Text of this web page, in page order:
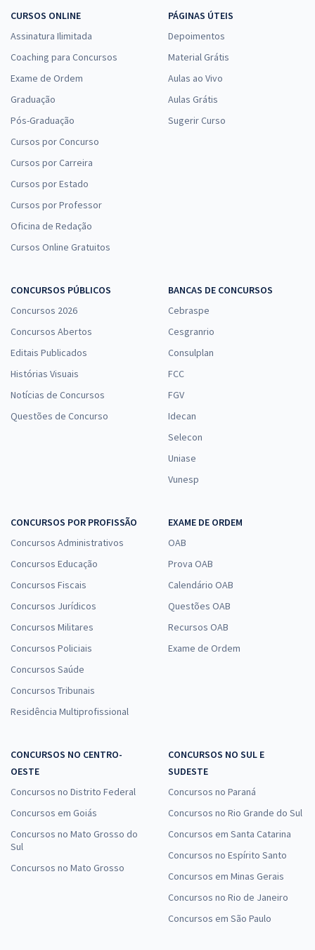
CURSOS ONLINE
Assinatura Ilimitada
Coaching para Concursos
Exame de Ordem
Graduação
Pós-Graduação
Cursos por Concurso
Cursos por Carreira
Cursos por Estado
Cursos por Professor
Oficina de Redação
Cursos Online Gratuitos
PÁGINAS ÚTEIS
Depoimentos
Material Grátis
Aulas ao Vivo
Aulas Grátis
Sugerir Curso
CONCURSOS PÚBLICOS
Concursos 2026
Concursos Abertos
Editais Publicados
Histórias Visuais
Notícias de Concursos
Questões de Concurso
BANCAS DE CONCURSOS
Cebraspe
Cesgranrio
Consulplan
FCC
FGV
Idecan
Selecon
Uniase
Vunesp
CONCURSOS POR PROFISSÃO
Concursos Administrativos
Concursos Educação
Concursos Fiscais
Concursos Jurídicos
Concursos Militares
Concursos Policiais
Concursos Saúde
Concursos Tribunais
Residência Multiprofissional
EXAME DE ORDEM
OAB
Prova OAB
Calendário OAB
Questões OAB
Recursos OAB
Exame de Ordem
CONCURSOS NO CENTRO-
OESTE
Concursos no Distrito Federal
Concursos em Goiás
Concursos no Mato Grosso do
Sul
Concursos no Mato Grosso
CONCURSOS NO SUL E
SUDESTE
Concursos no Paraná
Concursos no Rio Grande do Sul
Concursos em Santa Catarina
Concursos no Espírito Santo
Concursos em Minas Gerais
Concursos no Rio de Janeiro
Concursos em São Paulo